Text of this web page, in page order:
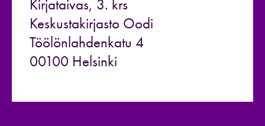
Kirjataivas, 3. krs
Keskustakirjasto Oodi
Töölönlahdenkatu 4
00100 Helsinki